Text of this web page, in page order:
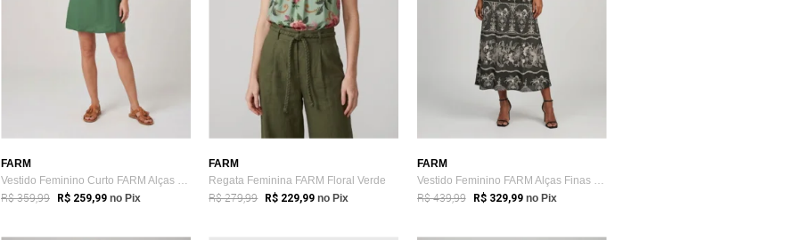
FARM
Vestido Feminino Curto FARM Alças Gola Q...
R$ 359,99 R$ 259,99 no Pix
FARM
Regata Feminina FARM Floral Verde
R$ 279,99 R$ 229,99 no Pix
FARM
Vestido Feminino FARM Alças Finas Estamp...
R$ 439,99 R$ 329,99 no Pix